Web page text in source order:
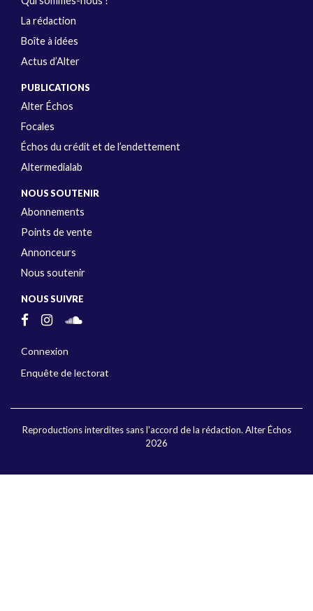
La rédaction
Boîte à idées
Actus d’Alter
PUBLICATIONS
Alter Échos
Focales
Échos du crédit et de l’endettement
Altermedialab
NOUS SOUTENIR
Abonnements
Points de vente
Annonceurs
Nous soutenir
NOUS SUIVRE
Connexion
Enquête de lectorat
Reproductions interdites sans l'accord de la rédaction. Alter Échos
2026